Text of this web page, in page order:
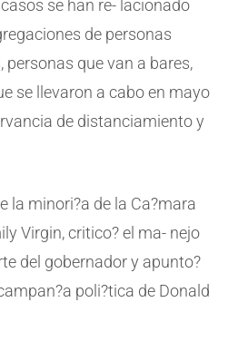
se han re- lacionado
de personas
que van a bares,
se llevaron a cabo en mayo
de distanciamiento y
la minori?a de la Ca?mara
Virgin, critico? el ma- nejo
del gobernador y apunto?
poli?tica de Donald